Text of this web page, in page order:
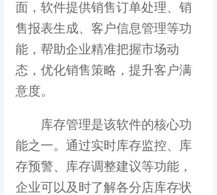
面，软件提供销售订单处理、销
售报表生成、客户信息管理等功
能，帮助企业精准把握市场动
态，优化销售策略，提升客户满
意度。
库存管理是该软件的核心功
能之一。通过实时库存监控、库
存预警、库存调整建议等功能，
企业可以及时了解各分店库存状